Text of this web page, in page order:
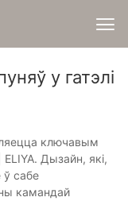
у гатэлі
ключавым
Дызайн, які,
ў сабе
камандай